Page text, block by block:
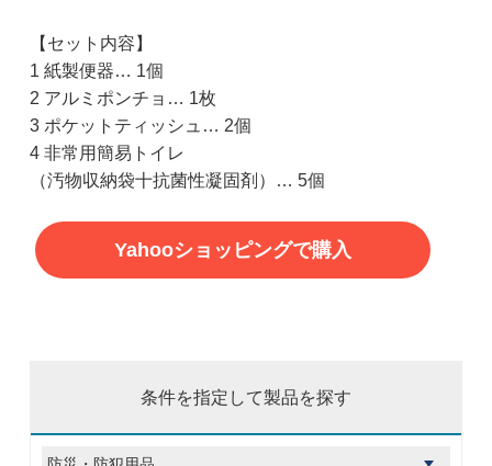
【セット内容】
1 紙製便器… 1個
2 アルミポンチョ… 1枚
3 ポケットティッシュ… 2個
4 非常用簡易トイレ
（汚物収納袋十抗菌性凝固剤）… 5個
Yahooショッピングで購入
条件を指定して製品を探す